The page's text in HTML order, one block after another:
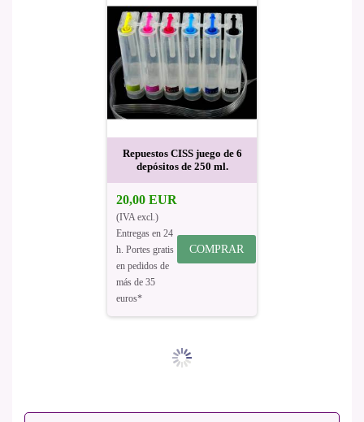
Repuestos CISS juego de 6
depósitos de 250 ml.
20,00 EUR
(IVA excl.)
Entregas en 24
h. Portes gratis
en pedidos de
más de 35
euros*
COMPRAR